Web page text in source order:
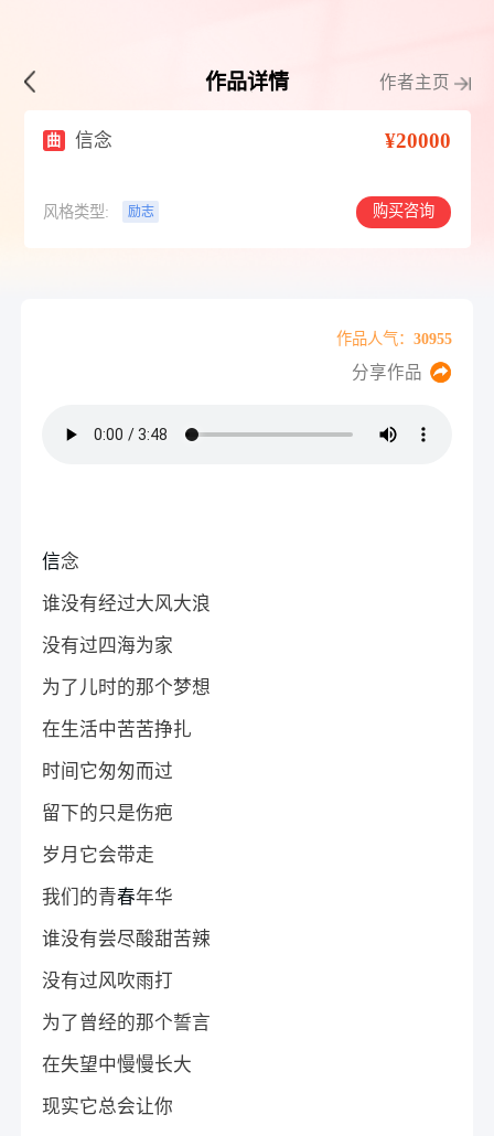
作品详情 作者主页
曲 信念 ¥20000
风格类型: 励志 购买咨询
作品人气：30955
分享作品
信念
谁没有经过大风大浪
没有过四海为家
为了儿时的那个梦想
在生活中苦苦挣扎
时间它匆匆而过
留下的只是伤疤
岁月它会带走
我们的青春年华
谁没有尝尽酸甜苦辣
没有过风吹雨打
为了曾经的那个誓言
在失望中慢慢长大
现实它总会让你